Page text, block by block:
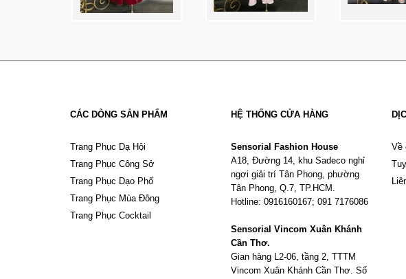
CÁC DÒNG SẢN PHẨM
Trang Phục Dạ Hội
Trang Phục Công Sở
Trang Phục Dạo Phố
Trang Phục Mùa Đông
Trang Phục Cocktail
HỆ THỐNG CỬA HÀNG
Sensorial Fashion House
A18, Đường 14, khu Sadeco nghỉ
ngơi giải trí Tân Phong, phường
Tân Phong, Q.7, TP.HCM.
Hotline: 0916160167; 091 7176086
Sensorial Vincom Xuân Khánh
Cần Thơ.
Gian hàng L2-06, tầng 2, TTTM
Vincom Xuân Khánh Cần Thơ. Số
Về